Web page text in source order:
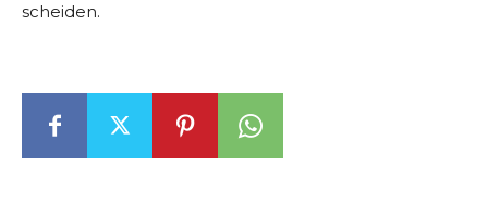
scheiden.